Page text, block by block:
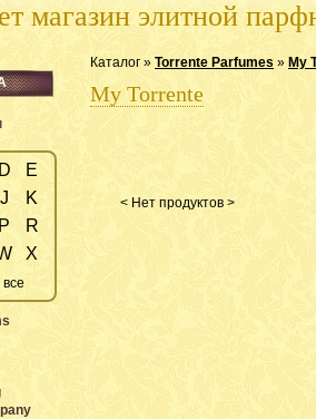
магазин элитной
Каталог » Torrente Parfumes » My
My Torrente
< Нет продуктов >
D
E
J
K
P
R
X
все